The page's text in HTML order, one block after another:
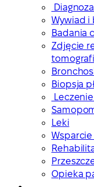
Wywiad i
Badania
Zdjęcie
Biopsja
Leki
Opieka